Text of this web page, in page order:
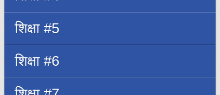
शिक्षा #5
शिक्षा #6